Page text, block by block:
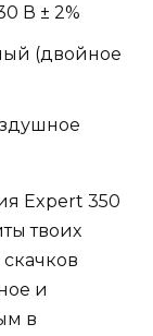
В ± 2%
(двойное
Expert 350
твоих
и
в